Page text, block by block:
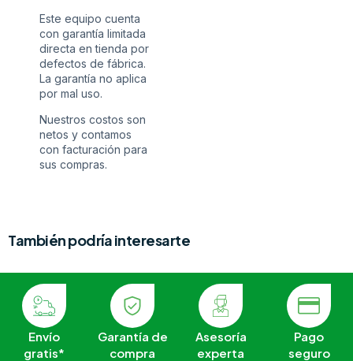
Este equipo cuenta
con garantía limitada
directa en tienda por
defectos de fábrica.
La garantía no aplica
por mal uso.
Nuestros costos son
netos y contamos
con facturación para
sus compras.
También podría interesarte
Envío
gratis*
Garantía de
compra
Asesoría
experta
Pago
seguro